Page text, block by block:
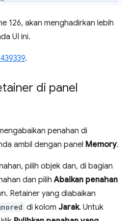
126, akan menghadirkan lebih
UI ini.
.
di panel
penahan di
ambil dengan panel Memory.
pilih objek dan, di bagian
dan pilihAbaikan penahan
Retainer yang diabaikan
di kolom Jarak. Untuk